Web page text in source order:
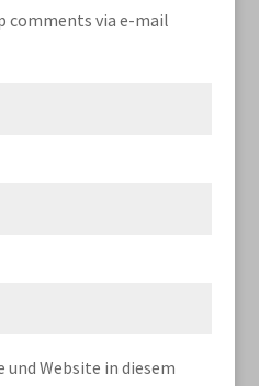
comments via e-mail
und Website in diesem